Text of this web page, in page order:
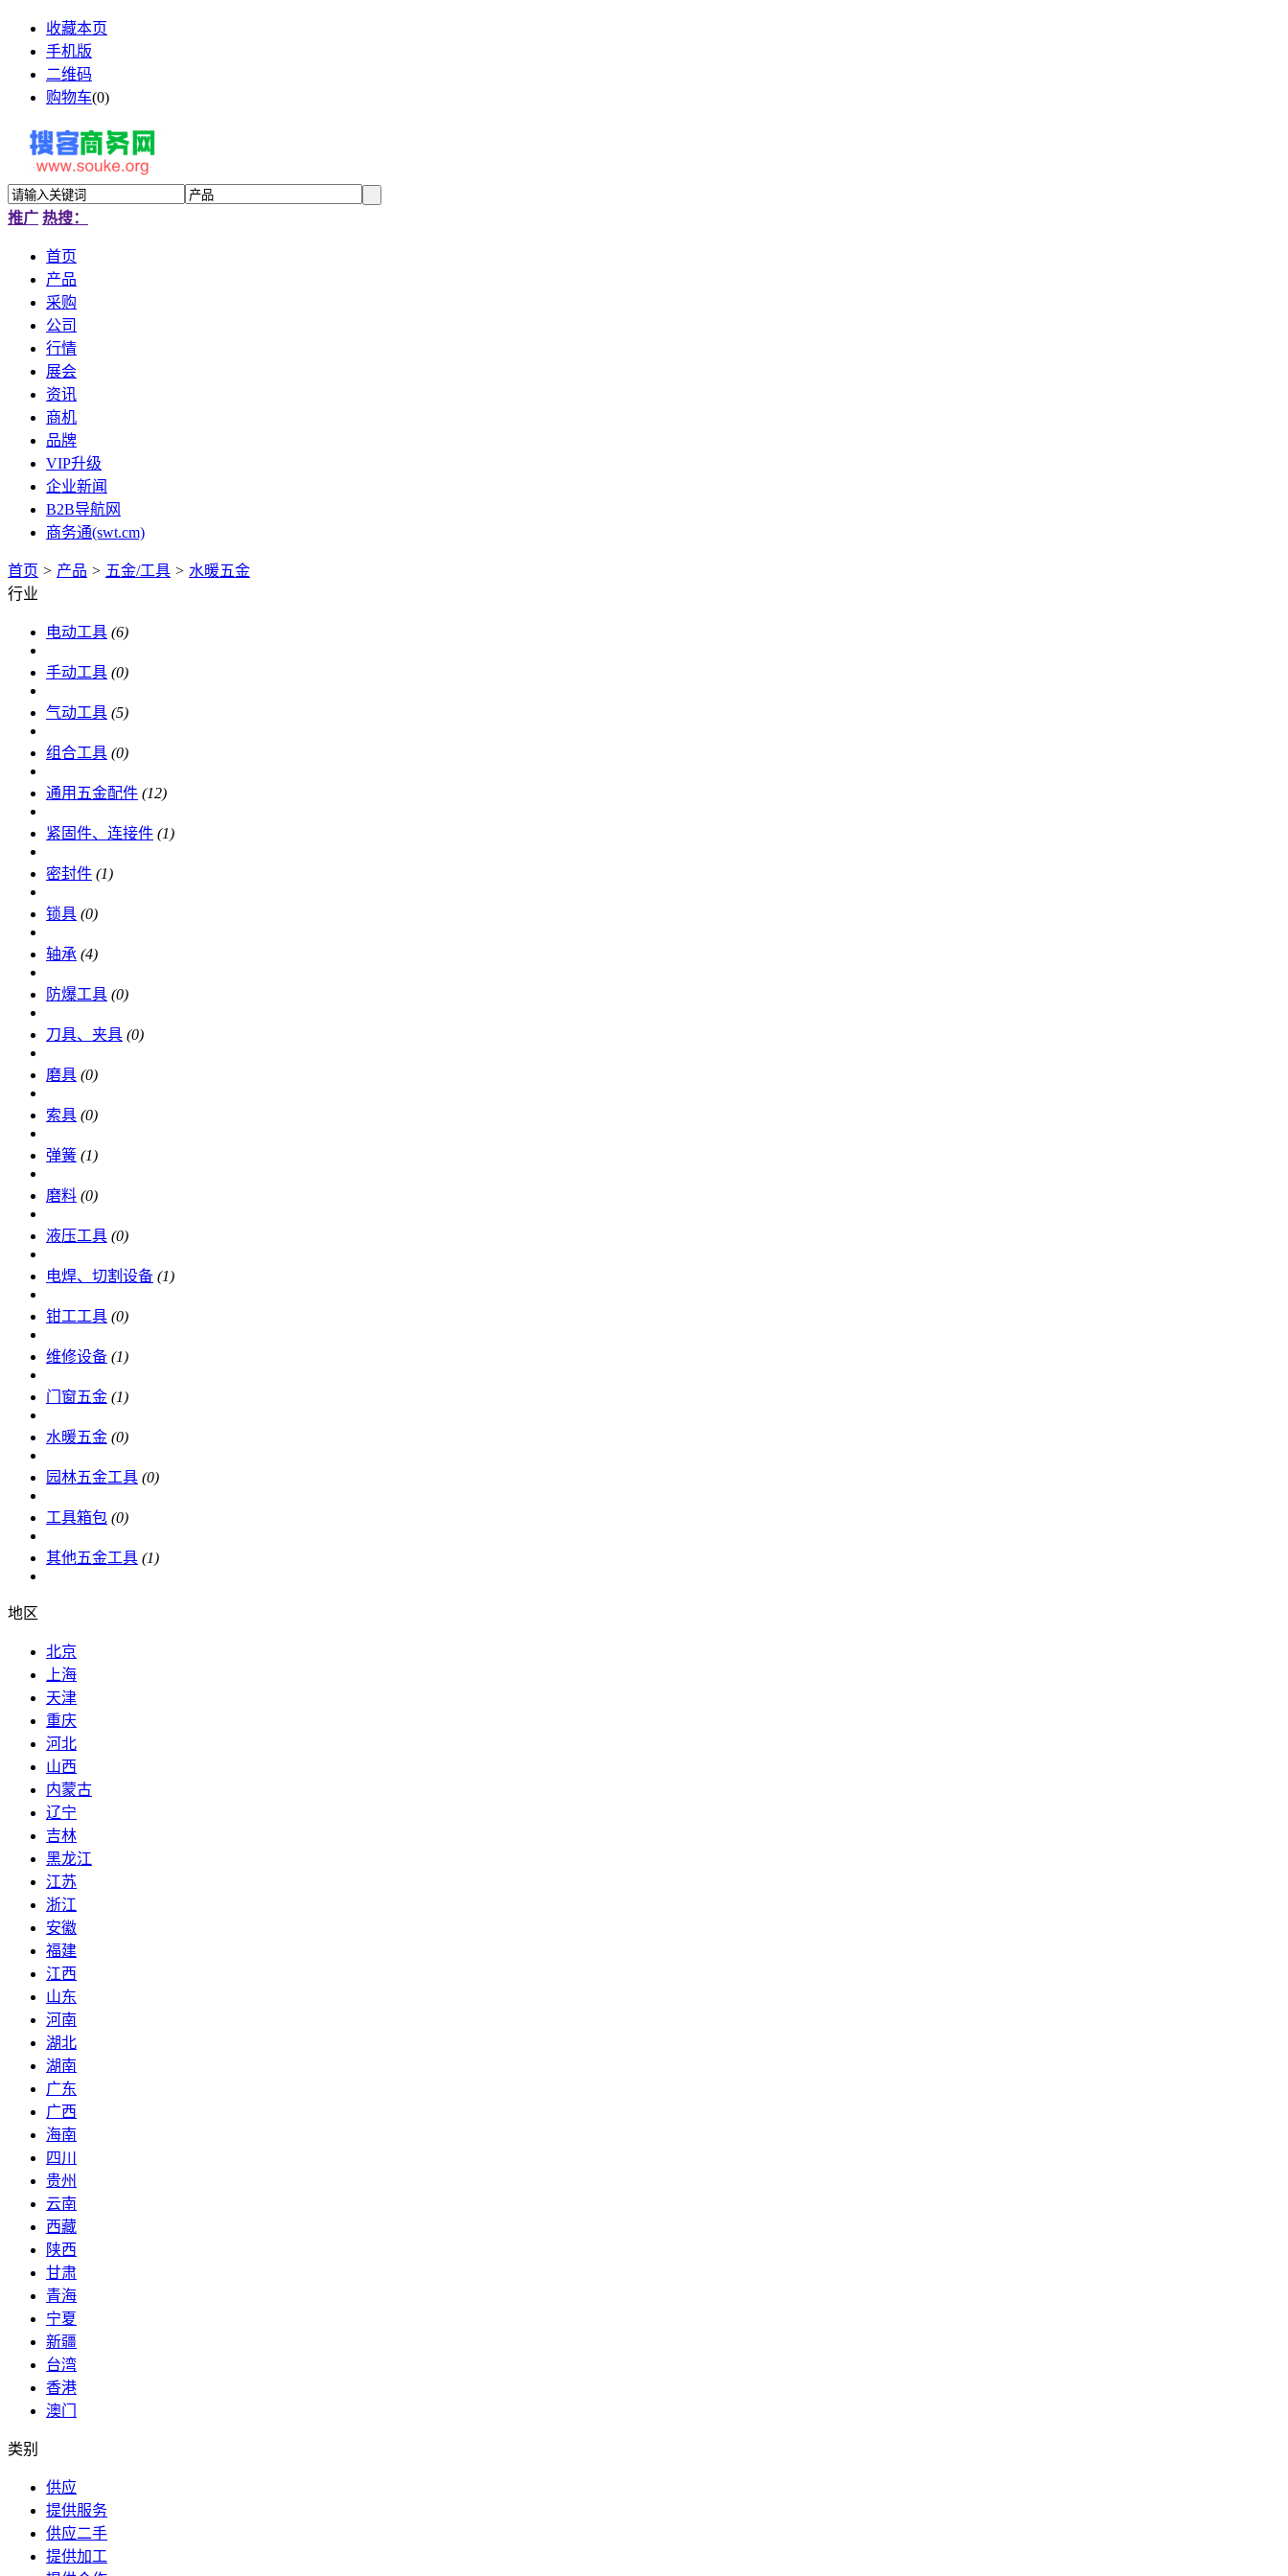
收藏本页
手机版
二维码
购物车(0)
推广 热搜：
首页
产品
采购
公司
行情
展会
资讯
商机
品牌
VIP升级
企业新闻
B2B导航网
商务通(swt.cm)
首页 > 产品 > 五金/工具 > 水暖五金
行业
电动工具 (6)
手动工具 (0)
气动工具 (5)
组合工具 (0)
通用五金配件 (12)
紧固件、连接件 (1)
密封件 (1)
锁具 (0)
轴承 (4)
防爆工具 (0)
刀具、夹具 (0)
磨具 (0)
索具 (0)
弹簧 (1)
磨料 (0)
液压工具 (0)
电焊、切割设备 (1)
钳工工具 (0)
维修设备 (1)
门窗五金 (1)
水暖五金 (0)
园林五金工具 (0)
工具箱包 (0)
其他五金工具 (1)
地区
北京
上海
天津
重庆
河北
山西
内蒙古
辽宁
吉林
黑龙江
江苏
浙江
安徽
福建
江西
山东
河南
湖北
湖南
广东
广西
海南
四川
贵州
云南
西藏
陕西
甘肃
青海
宁夏
新疆
台湾
香港
澳门
类别
供应
提供服务
供应二手
提供加工